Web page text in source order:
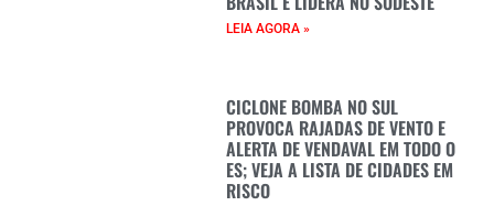
LEIA AGORA »
CICLONE BOMBA NO SUL
PROVOCA RAJADAS DE VENTO E
ALERTA DE VENDAVAL EM TODO O
ES; VEJA A LISTA DE CIDADES EM
RISCO